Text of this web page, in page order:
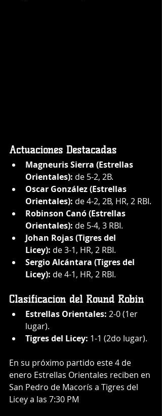
Actuaciones Destacadas
Magneuris Sierra (Estrellas
Orientales): de 5-2, 2B.
Oscar González (Estrellas
Orientales): de 4-2, 2B, HR, 2 RBI.
Robinson Canó (Estrellas
Orientales): de 5-4, 3 RBI.
Johan Rojas (Tigres del
Licey): de 3-1, HR, 2 RBI.
Sergio Alcántara (Tigres del
Licey): de 4-1, HR, 2 RBI.
Clasificación del Round Robin
Estrellas Orientales: 2-0 (1er
lugar).
Tigres del Licey: 1-1 (2do lugar).
En su próximo partido este 4 de
enero Estrellas Orientales reciben en
San Pedro de Macorís a Tigres del
Licey a las 7:30 PM